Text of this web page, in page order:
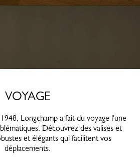
VOYAGE
Longchamp a fait du voyage l'une
Découvrez des valises et
et élégants qui facilitent vos
déplacements.